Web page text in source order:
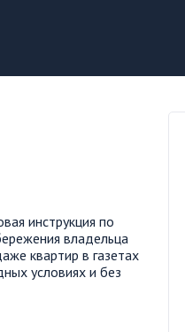
инструкция по
владельца
квартир в газетах
условиях и без